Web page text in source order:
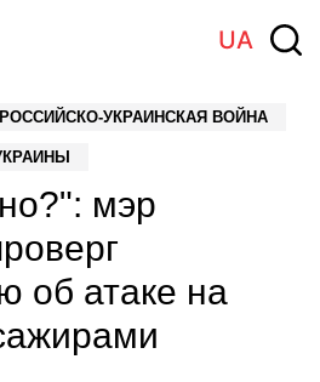
UA
РОССИЙСКО-УКРАИНСКАЯ ВОЙНА
мэр
об атаке на